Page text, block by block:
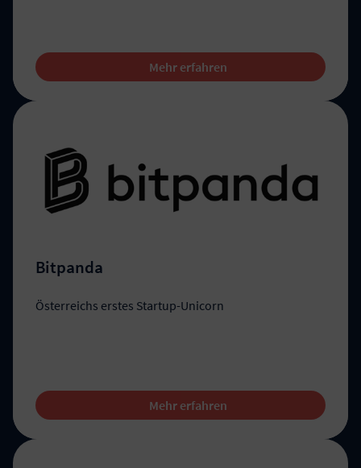
Mehr erfahren
Bitpanda
Österreichs erstes Startup-Unicorn
Mehr erfahren